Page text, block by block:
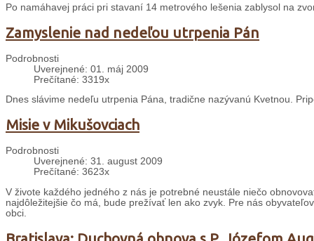
Po namáhavej práci pri stavaní 14 metrového lešenia zablysol na
Zamyslenie nad nedeľou utrpenia Pán
Podrobnosti
Uverejnené: 01. máj 2009
Prečítané: 3319x
Dnes slávime nedeľu utrpenia Pána, tradične nazývanú Kvetnou.
Misie v Mikušovciach
Podrobnosti
Uverejnené: 31. august 2009
Prečítané: 3623x
V živote každého jedného z nás je potrebné neustále niečo
najdôležitejšie čo má, bude prežívať len ako zvyk. Pre nás
obci.